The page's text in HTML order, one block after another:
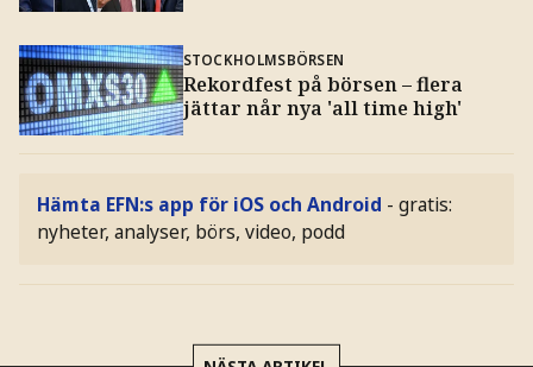
STOCKHOLMSBÖRSEN
Rekordfest på börsen – flera
jättar når nya 'all time high'
Hämta EFN:s app för iOS och Android - gratis:
nyheter, analyser, börs, video, podd